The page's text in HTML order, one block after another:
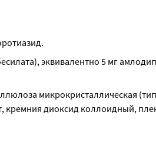
эквивалентно 5 мг
микрокристаллическая
кремния диоксид коллоидный,